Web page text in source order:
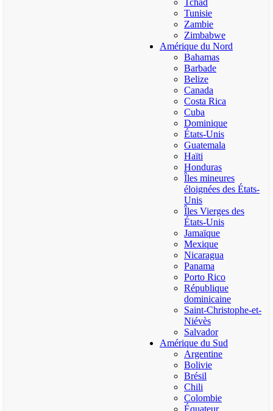
Tchad
Tunisie
Zambie
Zimbabwe
Amérique du Nord
Bahamas
Barbade
Belize
Canada
Costa Rica
Cuba
Dominique
États-Unis
Guatemala
Haïti
Honduras
Îles mineures
éloignées des États-
Unis
Îles Vierges des
États-Unis
Jamaïque
Mexique
Nicaragua
Panama
Porto Rico
République
dominicaine
Saint-Christophe-et-
Niévès
Salvador
Amérique du Sud
Argentine
Bolivie
Brésil
Chili
Colombie
Équateur